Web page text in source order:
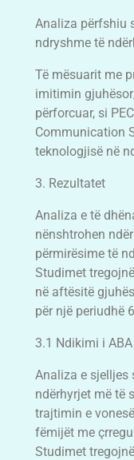
Analiza përfshiu
ndryshme të
Të mësuarit me
imitimin
përforcuar, si
Communication
teknologjisë në
3. Rezultatet
Analiza e të
nënshtrohen
përmirësime të
Studimet
në aftësitë
për një periudhë
3.1 Ndikimi i
Analiza e sjelljes
ndërhyrjet më të
trajtimin e
fëmijët me
Studimet